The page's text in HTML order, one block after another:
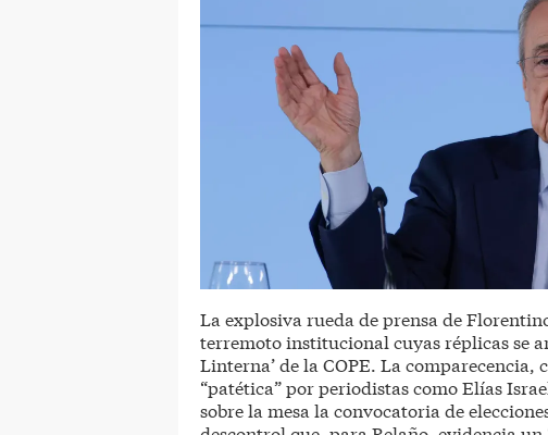
La explosiva rueda de prensa de
terremoto institucional cuyas réplicas se
Linterna’ de la COPE. La comparecencia,
“patética” por periodistas como Elías
sobre la mesa la convocatoria de